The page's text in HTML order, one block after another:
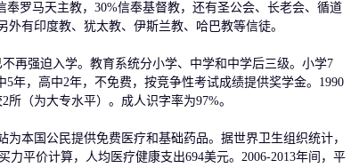
罗马天主教，30%信奉基督教，还有圣公会、长老会、循道
有印度教、犹太教、伊斯兰教、哈巴教等信徒。
强迫入学。教育系统分小学、中学和中学后三级。小学7
年，高中2年，不免费，按竞争性考试成绩提供奖学金。1990
（为大专水平）。成人识字率为97%。
国公民提供免费医疗和基础药品。据世界卫生组织统计，
平价计算，人均医疗健康支出694美元。2006-2013年间，平